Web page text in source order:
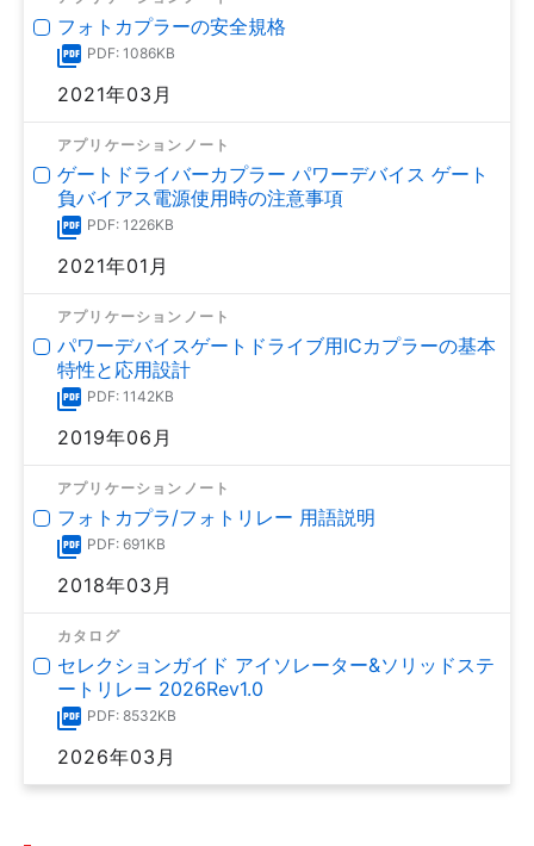
フォトカプラーの安全規格
PDF: 1086KB
2021年03月
アプリケーションノート
ゲートドライバーカプラー パワーデバイス ゲート
負バイアス電源使用時の注意事項
PDF: 1226KB
2021年01月
アプリケーションノート
パワーデバイスゲートドライブ用ICカプラーの基本
特性と応用設計
PDF: 1142KB
2019年06月
アプリケーションノート
フォトカプラ/フォトリレー 用語説明
PDF: 691KB
2018年03月
カタログ
セレクションガイド アイソレーター&ソリッドステ
ートリレー 2026Rev1.0
PDF: 8532KB
2026年03月